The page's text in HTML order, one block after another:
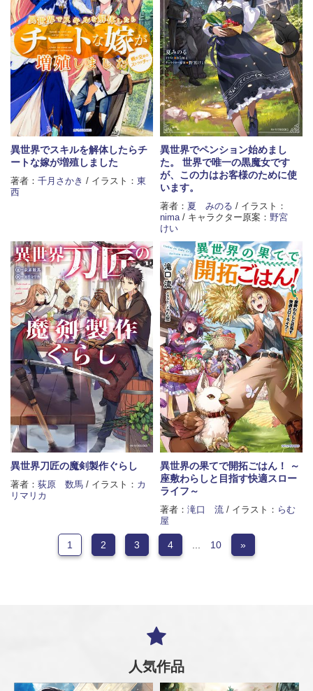
異世界でスキルを解体したらチ
ートな嫁が増殖しました
著者： 千月さかき / イラスト： 東
西
異世界でペンション始めまし
た。 世界で唯一の黒魔女です
が、この力はお客様のために使
います。
著者： 夏 みのる / イラスト：
nima / キャラクター原案： 野宮
けい
異世界刀匠の魔剣製作ぐらし
著者： 荻原 数馬 / イラスト： カ
リマリカ
異世界の果てで開拓ごはん！ ～
座敷わらしと目指す快適スロー
ライフ～
著者： 滝口 流 / イラスト： らむ
屋
1 2 3 4 10 »
人気作品